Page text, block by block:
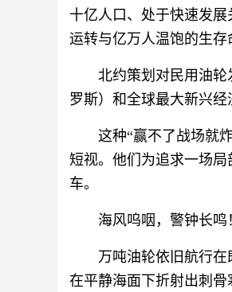
十亿人口、处于快速发
运转与亿万人温饱的生存
北约策划对民用油
罗斯）和全球最大新兴经
这种“赢不了战场就
短视。他们为追求一场
车。
海风呜咽，警钟长鸣
万吨油轮依旧航行
在平静海面下折射出刺骨